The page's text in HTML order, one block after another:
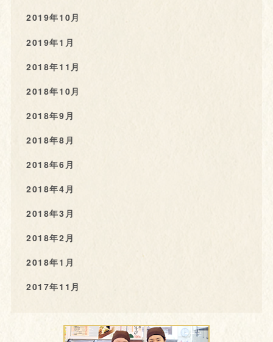
2019年10月
2019年1月
2018年11月
2018年10月
2018年9月
2018年8月
2018年6月
2018年4月
2018年3月
2018年2月
2018年1月
2017年11月